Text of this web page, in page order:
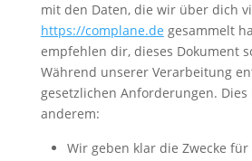
mit den Daten, die wir über dich
https://complane.de gesammelt
empfehlen dir, dieses Dokument
Während unserer Verarbeitung
gesetzlichen Anforderungen.
anderem:
Wir geben klar die Zwecke